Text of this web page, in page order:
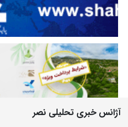
آژانس خبری تحلیلی نصر